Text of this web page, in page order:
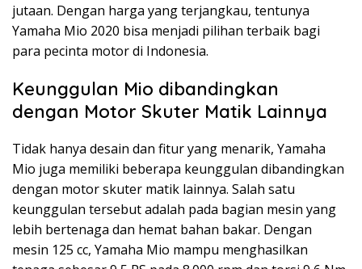
jutaan. Dengan harga yang terjangkau, tentunya
Yamaha Mio 2020 bisa menjadi pilihan terbaik bagi
para pecinta motor di Indonesia.
Keunggulan Mio dibandingkan
dengan Motor Skuter Matik Lainnya
Tidak hanya desain dan fitur yang menarik, Yamaha
Mio juga memiliki beberapa keunggulan dibandingkan
dengan motor skuter matik lainnya. Salah satu
keunggulan tersebut adalah pada bagian mesin yang
lebih bertenaga dan hemat bahan bakar. Dengan
mesin 125 cc, Yamaha Mio mampu menghasilkan